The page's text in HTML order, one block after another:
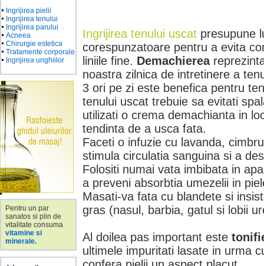
Ingrijirea pielii
Ingrijirea tenului
Ingrijirea parului
Acneea
Chirurgie estetica
Tratamente corporale
Ingrijirea unghiilor
Pentru un par
sanatos si plin de
vitalitate consuma
vitamine si
minerale.
Ingrijirea tenului uscat presupune
corespunzatoare pentru a evita
liniile fine. Demachierea
noastra zilnica de intretinere a
3 ori pe zi este benefica pentru
tenului uscat trebuie sa evitati
utilizati o crema demachianta in
tendinta de a usca fata.
Faceti o infuzie cu lavanda,
stimula circulatia sanguina si a
Folositi numai vata imbibata in
a preveni absorbtia umezelii in
Masati-va fata cu blandete si
gras (nasul, barbia, gatul si lobii
Al doilea pas important este
ultimele impuritati lasate in urma